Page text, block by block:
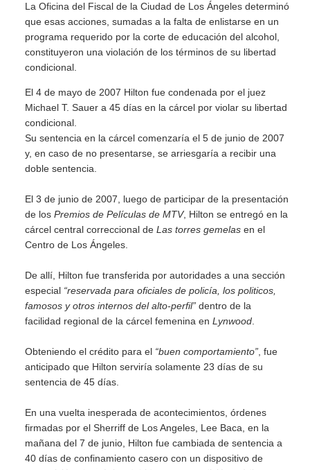
La Oficina del Fiscal de la Ciudad de Los Ángeles determinó
que esas acciones, sumadas a la falta de enlistarse en un
programa requerido por la corte de educación del alcohol,
constituyeron una violación de los términos de su libertad
condicional.
El 4 de mayo de 2007 Hilton fue condenada por el juez
Michael T. Sauer a 45 días en la cárcel por violar su libertad
condicional.
Su sentencia en la cárcel comenzaría el 5 de junio de 2007
y, en caso de no presentarse, se arriesgaría a recibir una
doble sentencia.
El 3 de junio de 2007, luego de participar de la presentación
de los Premios de Películas de MTV, Hilton se entregó en la
cárcel central correccional de Las torres gemelas en el
Centro de Los Ángeles.
De allí, Hilton fue transferida por autoridades a una sección
especial “reservada para oficiales de policía, los politicos,
famosos y otros internos del alto-perfil” dentro de la
facilidad regional de la cárcel femenina en Lynwood
Obteniendo el crédito para el “buen comportamiento” , fue
anticipado que Hilton serviría solamente 23 días de su
sentencia de 45 días.
En una vuelta inesperada de acontecimientos, órdenes
firmadas por el Sherriff de Los Angeles, Lee Baca, en la
mañana del 7 de junio, Hilton fue cambiada de sentencia a
40 días de confinamiento casero con un dispositivo de